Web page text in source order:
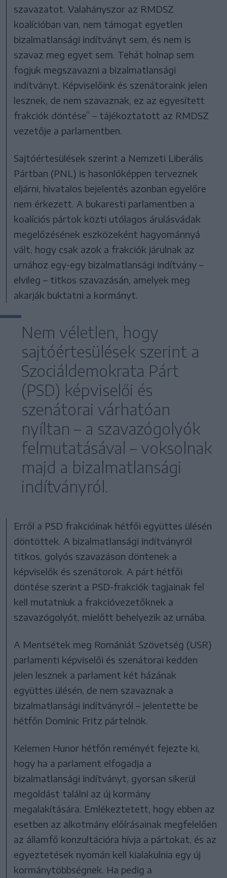
szavazatot. Valahányszor az RMDSZ
koalícióban van, nem támogat egyetlen
bizalmatlansági indítványt sem, és nem is
szavaz meg egyet sem. Tehát holnap sem
fogjuk megszavazni a bizalmatlansági
indítványt. Képviselőink és szenátoraink jelen
lesznek, de nem szavaznak, ez az egyesített
frakciók döntése” – tájékoztatott az RMDSZ
vezetője a parlamentben.
Sajtóértesülések szerint a Nemzeti Liberális
Pártban (PNL) is hasonlóképpen terveznek
eljárni, hivatalos bejelentés azonban egyelőre
nem érkezett. A bukaresti parlamentben a
koalíciós pártok közti utólagos árulásvádak
megelőzésének eszközeként hagyománnyá
vált, hogy csak azok a frakciók járulnak az
urnához egy-egy bizalmatlansági indítvány –
elvileg – titkos szavazásán, amelyek meg
akarják buktatni a kormányt.
Nem véletlen, hogy
sajtóértesülések szerint a
Szociáldemokrata Párt
(PSD) képviselői és
szenátorai várhatóan
nyíltan – a szavazógolyók
felmutatásával – voksolnak
majd a bizalmatlansági
indítványról.
Erről a PSD frakcióinak hétfői együttes ülésén
döntöttek. A bizalmatlansági indítványról
titkos, golyós szavazáson döntenek a
képviselők és szenátorok. A párt hétfői
döntése szerint a PSD-frakciók tagjainak fel
kell mutatniuk a frakcióvezetőknek a
szavazógolyót, mielőtt behelyezik az urnába.
A Mentsétek meg Romániát Szövetség (USR)
parlamenti képviselői és szenátorai kedden
jelen lesznek a parlament két házának
együttes ülésén, de nem szavaznak a
bizalmatlansági indítványról – jelentette be
hétfőn Dominic Fritz pártelnök.
Kelemen Hunor hétfőn reményét fejezte ki,
hogy ha a parlament elfogadja a
bizalmatlansági indítványt, gyorsan sikerül
megoldást találni az új kormány
megalakítására. Emlékeztetett, hogy ebben az
esetben az alkotmány előírásainak megfelelően
az államfő konzultációra hívja a pártokat, és az
egyeztetések nyomán kell kialakulnia egy új
kormánytöbbségnek. Ha pedig a